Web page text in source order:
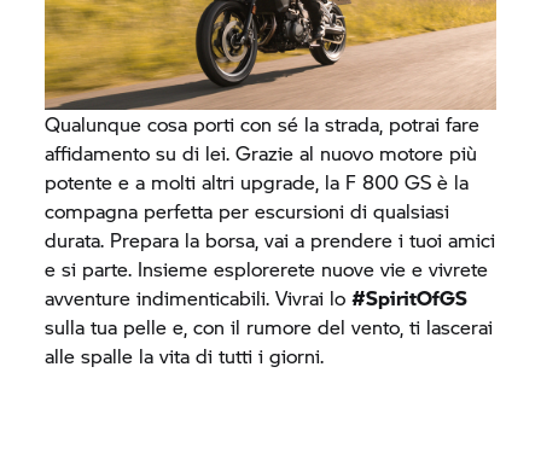
Qualunque cosa porti con sé la strada, potrai fare
affidamento su di lei. Grazie al nuovo motore più
potente e a molti altri upgrade, la F 800 GS è la
compagna perfetta per escursioni di qualsiasi
durata. Prepara la borsa, vai a prendere i tuoi amici
e si parte. Insieme esplorerete nuove vie e vivrete
avventure indimenticabili. Vivrai lo#SpiritOfGS
sulla tua pelle e, con il rumore del vento, ti lascerai
alle spalle la vita di tutti i giorni.